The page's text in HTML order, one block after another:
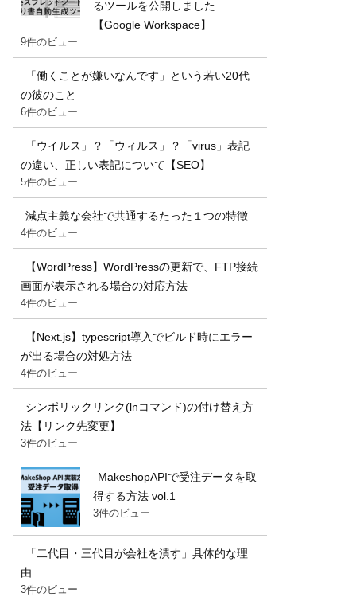
るツールを公開しました
【Google Workspace】
9件のビュー
「働くことが嫌いなんです」という若い20代
の彼のこと
6件のビュー
「ウイルス」？「ウィルス」？「virus」表記
の違い、正しい表記について【SEO】
5件のビュー
減点主義な会社で共通するたった１つの特徴
4件のビュー
【WordPress】WordPressの更新で、FTP接続
画面が表示される場合の対応方法
4件のビュー
【Next.js】typescript導入でビルド時にエラー
が出る場合の対処方法
4件のビュー
シンボリックリンク(lnコマンド)の付け替え方
法【リンク先変更】
3件のビュー
MakeshopAPIで受注データを取
得する方法 vol.1
3件のビュー
「二代目・三代目が会社を潰す」具体的な理
由
3件のビュー